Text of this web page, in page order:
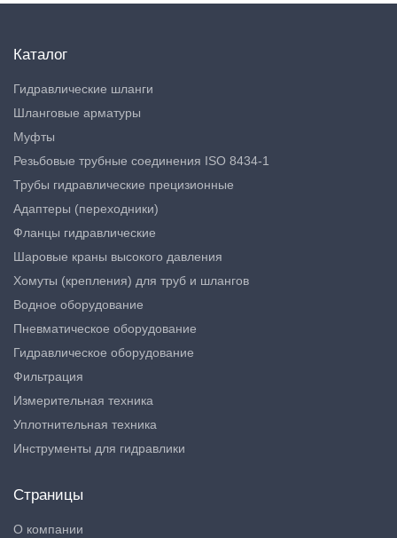
Каталог
Гидравлические шланги
Шланговые арматуры
Муфты
Резьбовые трубные соединения ISO 8434-1
Трубы гидравлические прецизионные
Адаптеры (переходники)
Фланцы гидравлические
Шаровые краны высокого давления
Хомуты (крепления) для труб и шлангов
Водное оборудование
Пневматическое оборудование
Гидравлическое оборудование
Фильтрация
Измерительная техника
Уплотнительная техника
Инструменты для гидравлики
Страницы
О компании